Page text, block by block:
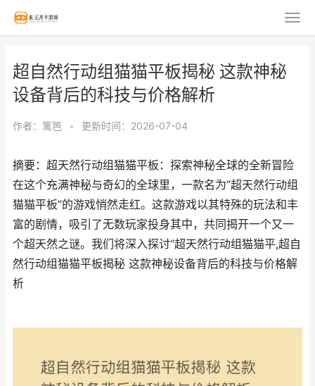
超自然行动组猫猫平板揭秘 这款神秘
设备背后的科技与价格解析
作者： 篱笆 • 更新时间：2026-07-04
摘要：超天然行动组猫猫平板：探索神秘全球的全新冒险
在这个充满神秘与奇幻的全球里，一款名为“超天然行动组
猫猫平板”的游戏悄然走红。这款游戏以其特殊的玩法和丰
富的剧情，吸引了无数玩家投身其中，共同揭开一个又一
个超天然之谜。我们将深入探讨“超天然行动组猫猫平,超自
然行动组猫猫平板揭秘 这款神秘设备背后的科技与价格解
析